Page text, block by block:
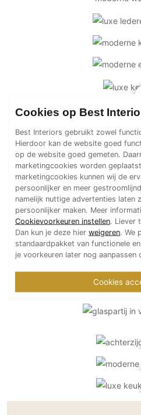
Wifi
Overig
Aannemers Interieur
Akoestiek
Binnenzwembaden
Wellness
Wijnkelder en wijnkasten
Cookies op Best
Best Interiors gebruikt zowel
Hierdoor kan de website goed
op de website goed gemeten.
marketingcookies worden
marketingcookies kunnen wij de
persoonlijker en meer
namelijk nuttige advertenties laten
persoonlijker maken. Meer
Cookievoorkeuren instellen. Liever
Dan kun je deze hier weigeren. We
standaardpakket van functionele
je voorkeuren later nog aanpassen
Cookies